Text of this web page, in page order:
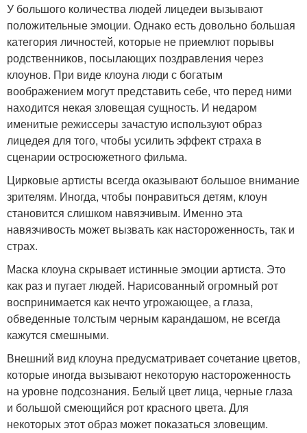
У большого количества людей лицедеи вызывают
положительные эмоции. Однако есть довольно большая
категория личностей, которые не приемлют порывы
родственников, посылающих поздравления через
клоунов. При виде клоуна люди с богатым
воображением могут представить себе, что перед ними
находится некая зловещая сущность. И недаром
именитые режиссеры зачастую используют образ
лицедея для того, чтобы усилить эффект страха в
сценарии остросюжетного фильма.
Цирковые артисты всегда оказывают большое внимание
зрителям. Иногда, чтобы понравиться детям, клоун
становится слишком навязчивым. Именно эта
навязчивость может вызвать как настороженность, так и
страх.
Маска клоуна скрывает истинные эмоции артиста. Это
как раз и пугает людей. Нарисованный огромный рот
воспринимается как нечто угрожающее, а глаза,
обведенные толстым черным карандашом, не всегда
кажутся смешными.
Внешний вид клоуна предусматривает сочетание цветов,
которые иногда вызывают некоторую настороженность
на уровне подсознания. Белый цвет лица, черные глаза
и большой смеющийся рот красного цвета. Для
некоторых этот образ может показаться зловещим.